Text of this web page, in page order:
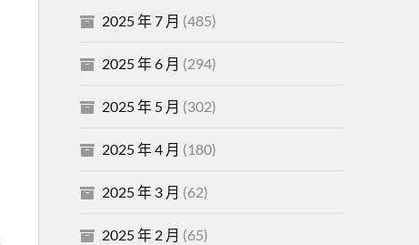
2025 年 7 月 (485)
2025 年 6 月 (294)
2025 年 5 月 (302)
2025 年 4 月 (180)
2025 年 3 月 (62)
2025 年 2 月 (65)